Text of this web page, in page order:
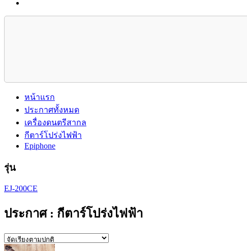
หน้าแรก
ประกาศทั้งหมด
เครื่องดนตรีสากล
กีตาร์โปร่งไฟฟ้า
Epiphone
รุ่น
EJ-200CE
ประกาศ : กีตาร์โปร่งไฟฟ้า